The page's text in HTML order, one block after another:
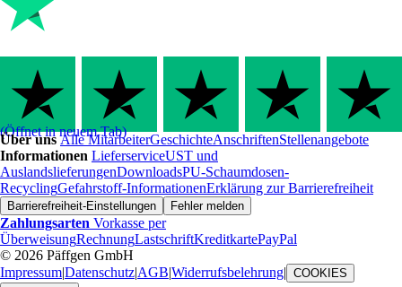
(Öffnet in neuem Tab)
Über unsAlle MitarbeiterGeschichteAnschriftenStellenangebote
Informationen LieferserviceUST und
AuslandslieferungenDownloadsPU-Schaumdosen-
RecyclingGefahrstoff-InformationenErklärung zur Barrierefreiheit
Barrierefreiheit-Einstellungen Fehler melden
Zahlungsarten Vorkasse per
ÜberweisungRechnungLastschriftKreditkartePayPal
© 2026 Päffgen GmbH
Impressum|Datenschutz|AGB|Widerrufsbelehrung| COOKIES